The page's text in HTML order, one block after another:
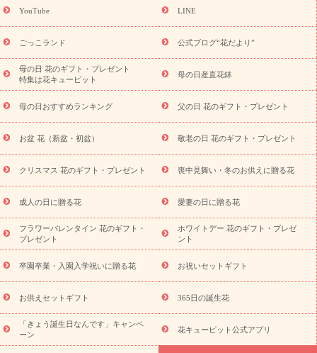
ギフト
「きょう誕生日なんです」キャンペーン
用途から探す お祝いの花特集 当日配達特急便
お祝い商品
一覧
お祝い 新築・引っ越し祝い
結婚記念日
結婚祝い 出産祝い 退院祝い・快気祝い
還暦
祝い・長寿祝い
プチギフト ペットのお祝いフラワー
元・暑中見舞い
敬老の日
お供え
お供え・お悔やみ商品一覧 お供え・お悔やみの花
十九日法要以降に贈る花
通夜・葬儀に贈る花
お供え お花とセッ
お盆（新盆・初盆）
お祝い返し お見舞い
お取り
プリザーブドフラワー
スタイルから探す
アレンジメント
蘭・花鉢
ミディ胡蝶蘭・お祝い ミディ胡蝶蘭・お供え
の青色胡蝶蘭
観葉植物 観葉植物 産直多肉植物
プリザーブ
ドフラワー
お祝い お供え・お悔やみ 花とセットギフト
ミオーダー
プチギフト（hanamore -ハナモア-）
花とみどりの
eギフト
花キューピットのeGfit カラー ピンク
レンジ
レッド お花の種類 バラ ユリ トルコキキョウ
予
算から探す
お祝い お祝い・3000円～ お祝い・
お祝い・5000円～ お祝い・7000円～ お祝い・10000円～
お供え・お悔やみ
お供え・お悔やみ・3000円～
お供え・お
悔やみ・5000円～ お供え・お悔やみ・7000円～
お供え・お悔
YouTube LINE
ごっこランド 公式ブログ“花だより”
母の日 花のギフト・プレゼント
特集は花キューピット
母の日産直花鉢
母の日おすすめランキング 父の日 花のギフト・プレゼント
お盆 花（新盆・初盆） 敬老の日 花のギフト・プレゼント
クリスマス 花のギフト・プレゼント 喪中見舞い・冬のお供えに贈る花
成人の日に贈る花 愛妻の日に贈る花
フラワーバレンタイン 花のギフト・
プレゼント
ホワイトデー 花のギフト・プレゼ
ント
卒園卒業・入園入学祝いに贈る花 お祝いセットギフト
お供えセットギフト 365日の誕生花
「きょう誕生日なんです」キャンペ
ーン
花キューピット公式アプリ